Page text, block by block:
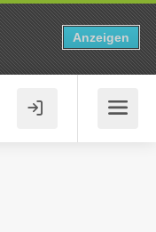
Anzeigen